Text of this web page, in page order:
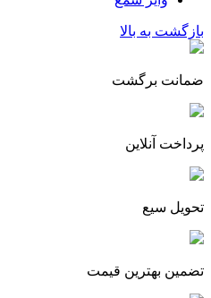
بازگشت به بالا
ضمانت برگشت
پرداخت آنلاین
تحویل سیع
تضمین بهترین قیمت